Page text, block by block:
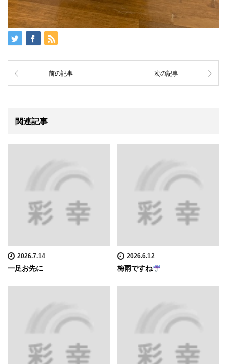
前の記事 次の記事
関連記事
2026.7.14
一足お先に
2026.6.12
梅雨ですね